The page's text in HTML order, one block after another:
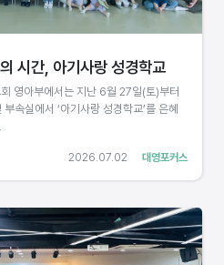
대영포커스
2026.07.02
시간, 아기사랑 성경학교
영아부에서는 지난 6월 27일(토)부터
속실에서 ‘아기사랑 성경학교’를 은혜